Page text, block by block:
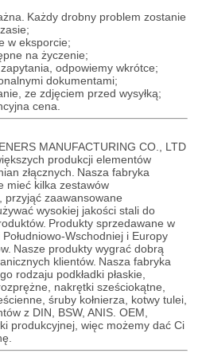
Każdy drobny problem zostanie
w eksporcie;
na życzenie;
odpowiemy wkrótce;
dokumentami;
ze zdjęciem przed wysyłką;
cena.
MANUFACTURING CO., LTD
produkcji elementów
złącznych. Nasza fabryka
mieć kilka zestawów
przyjąć zaawansowane
wysokiej jakości stali do
Produkty sprzedawane w
Wschodniej i Europy
Nasze produkty wygrać dobrą
klientów. Nasza fabryka
rodzaju podkładki płaskie,
nakrętki sześciokątne,
śruby kołnierza, kotwy tulei,
z DIN, BSW, ANIS. OEM,
produkcyjnej, więc możemy dać Ci